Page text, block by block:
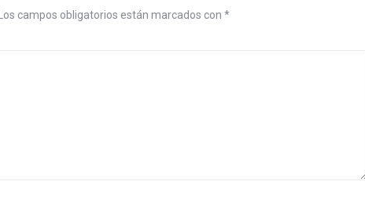
Los campos obligatorios están marcados con *